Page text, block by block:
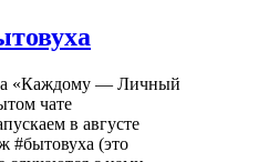
«Каждому — Личный
чате
в августе
#бытовуха (это